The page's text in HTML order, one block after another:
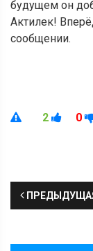
будущем он
Актилек!
сообщении.
2 0